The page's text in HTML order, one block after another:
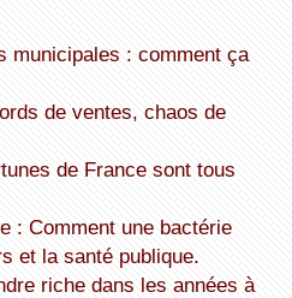
et la santé publique.